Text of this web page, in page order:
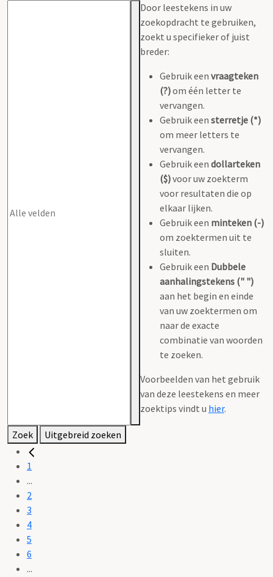
Door leestekens in uw
zoekopdracht te gebruiken,
zoekt u specifieker of juist
breder:
Gebruik een vraagteken
(?)om één letter te
vervangen.
Gebruik een sterretje (*)
om meer letters te
vervangen.
Gebruik een dollarteken
($)voor uw zoekterm
voor resultaten die op
elkaar lijken.
Gebruik een minteken (-)
om zoektermen uit te
sluiten.
Gebruik een Dubbele
aanhalingstekens (" ")
aan het begin en einde
van uw zoektermen om
naar de exacte
combinatie van woorden
te zoeken.
Voorbeelden van het gebruik
van deze leestekens en meer
zoektips vindt u hier.
Zoek Uitgebreid zoeken
1
...
2
3
4
5
6
...